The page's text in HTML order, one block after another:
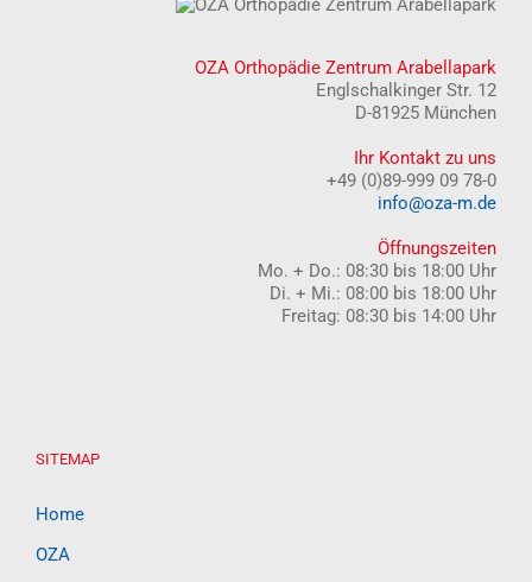
OZA Orthopädie Zentrum Arabellapark
Englschalkinger Str. 12
D-81925 München
Ihr Kontakt zu uns
+49 (0)89-999 09 78-0
info@oza-m.de
Öffnungszeiten
Mo. + Do.: 08:30 bis 18:00 Uhr
Di. + Mi.: 08:00 bis 18:00 Uhr
Freitag: 08:30 bis 14:00 Uhr
SITEMAP
Home
OZA